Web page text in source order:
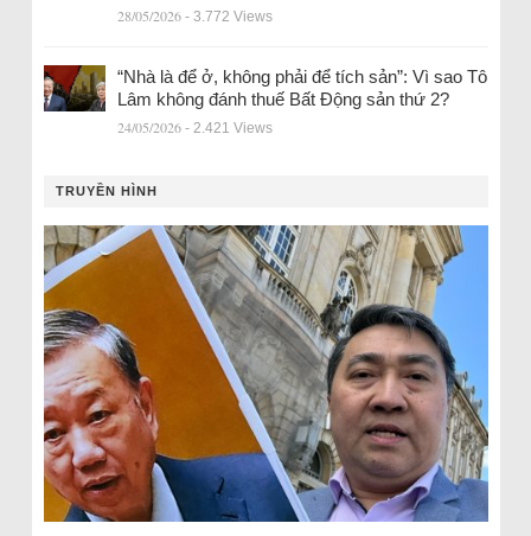
28/05/2026 - 3.772 Views
“Nhà là để ở, không phải để tích sản”: Vì sao Tô
Lâm không đánh thuế Bất Động sản thứ 2?
24/05/2026 - 2.421 Views
TRUYỀN HÌNH